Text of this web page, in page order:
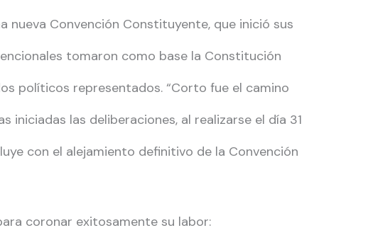
nueva Convención Constituyente, que inició sus
tomaron como base la Constitución
políticos representados. “Corto fue el camino
las deliberaciones, al realizarse el día 31
con el alejamiento definitivo de la Convención
coronar exitosamente su labor: